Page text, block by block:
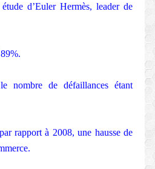
d’Euler Hermès, leader de
nombre de défaillances étant
rapport à 2008, une hausse de